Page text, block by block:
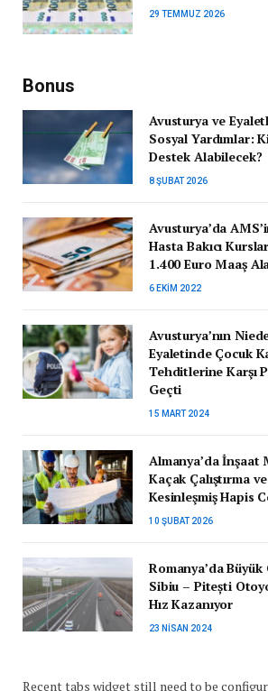
29 TEMMUZ 2026
Bonus
Avusturya ve
Sosyal Yardımlar:
Destek Alabilecek?
8 ŞUBAT 2026
Avusturya’da
Hasta Bakıcı
1.400 Euro Maaş
6 EKIM 2022
Avusturya’nın
Eyaletinde Çocuk
Tehditlerine Karşı
Geçti
15 MART 2024
Almanya’da
Kaçak Çalıştırma
Kesinleşmiş Hapis
10 ŞUBAT 2026
Romanya’da
Sibiu – Pitești
Hız Kazanıyor
23 NISAN 2024
Recent tabs widget still need to be